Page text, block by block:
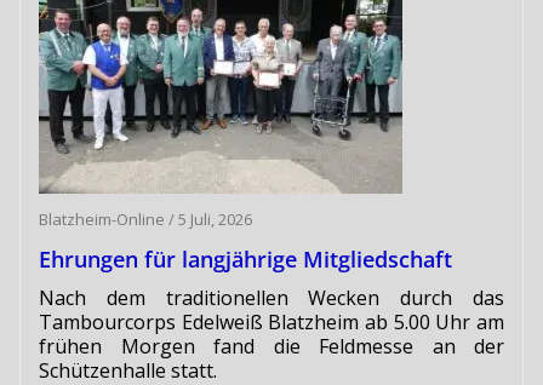
Blatzheim-Online /5 Juli, 2026
Ehrungen für langjährige Mitgliedschaft
Nach dem traditionellen Wecken durch das
Tambourcorps Edelweiß Blatzheim ab 5.00 Uhr am
frühen Morgen fand die Feldmesse an der
Schützenhalle statt.